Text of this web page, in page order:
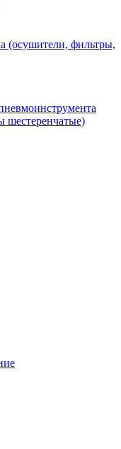
(осушители, фильтры,
шестеренчатые)